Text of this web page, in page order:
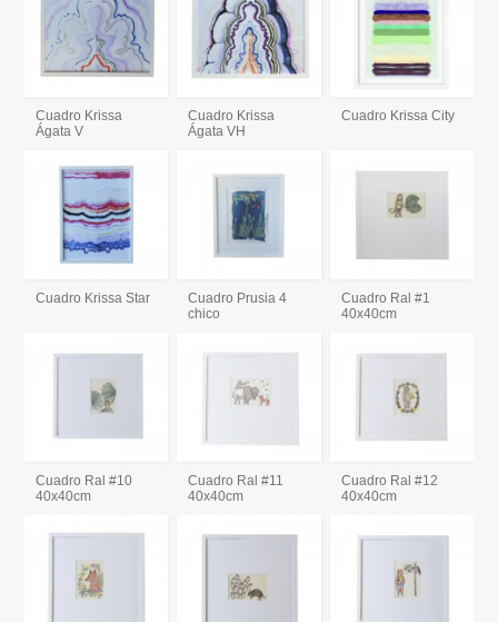
Cuadro Krissa
Ágata V
Cuadro Krissa
Ágata VH
Cuadro Krissa City
Cuadro Krissa Star
Cuadro Prusia 4
chico
Cuadro Ral #1
40x40cm
Cuadro Ral #10
40x40cm
Cuadro Ral #11
40x40cm
Cuadro Ral #12
40x40cm